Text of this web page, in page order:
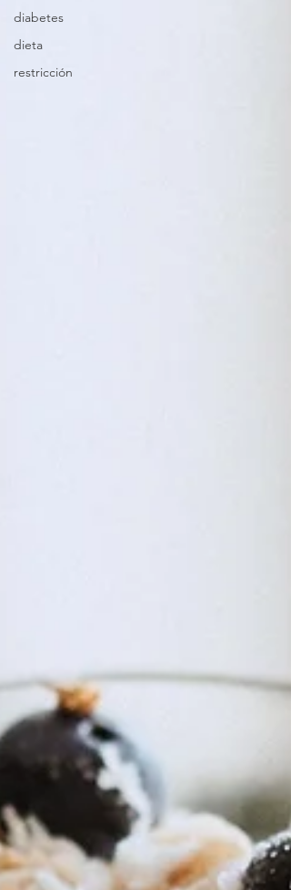
diabetes
dieta
restricción